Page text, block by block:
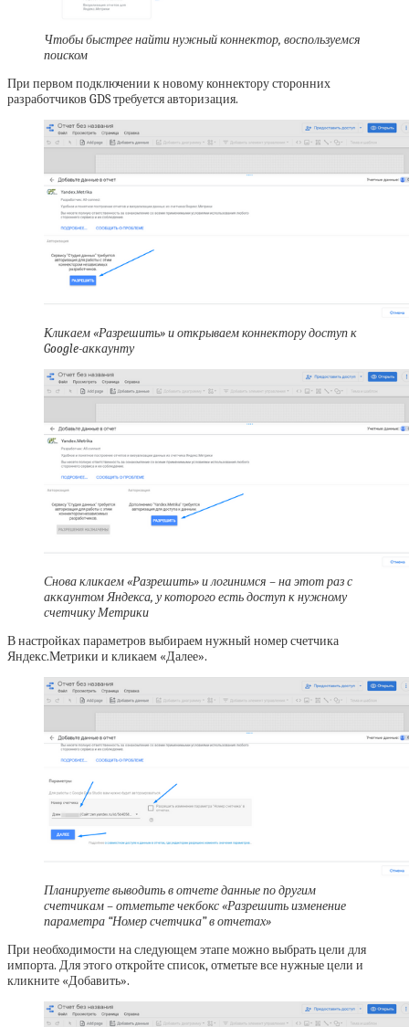
Чтобы быстрее найти нужный коннектор, воспользуемся
поиском
При первом подключении к новому коннектору сторонних
разработчиков GDS требуется авторизация.
Кликаем «Разрешить» и открываем коннектору доступ к
Google-аккаунту
Снова кликаем «Разрешить» и логинимся – на этот раз с
аккаунтом Яндекса, у которого есть доступ к нужному
счетчику Метрики
В настройках параметров выбираем нужный номер счетчика
Яндекс.Метрики и кликаем «Далее».
Планируете выводить в отчете данные по другим
счетчикам – отметьте чекбокс «Разрешить изменение
параметра “Номер счетчика” в отчетах»
При необходимости на следующем этапе можно выбрать цели для
импорта. Для этого откройте список, отметьте все нужные цели и
кликните «Добавить».